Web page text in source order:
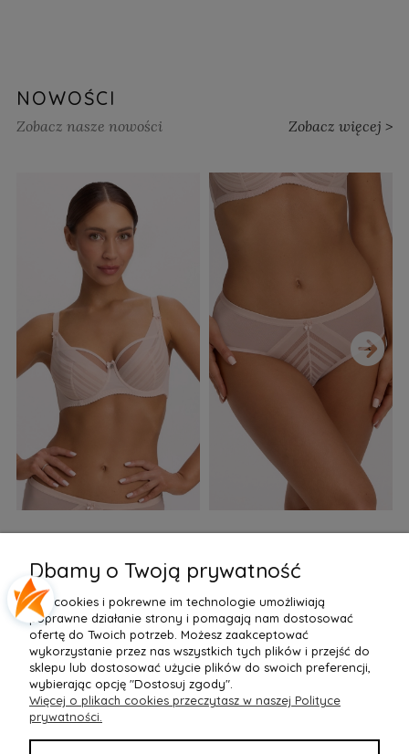
NOWOŚCI
Zobacz nasze nowości Zobacz więcej >
155,99 zł
Do Koszyka »
77,99 zł
Do Koszyka »
›
POMOC
Dbamy o Twoją prywatność
Pliki cookies i pokrewne im technologie umożliwiają
poprawne działanie strony i pomagają nam dostosować
ofertę do Twoich potrzeb. Możesz zaakceptować
wykorzystanie przez nas wszystkich tych plików i przejść do
sklepu lub dostosować użycie plików do swoich preferencji,
wybierając opcję "Dostosuj zgody".
Więcej o plikach cookies przeczytasz w naszej Polityce
prywatności.